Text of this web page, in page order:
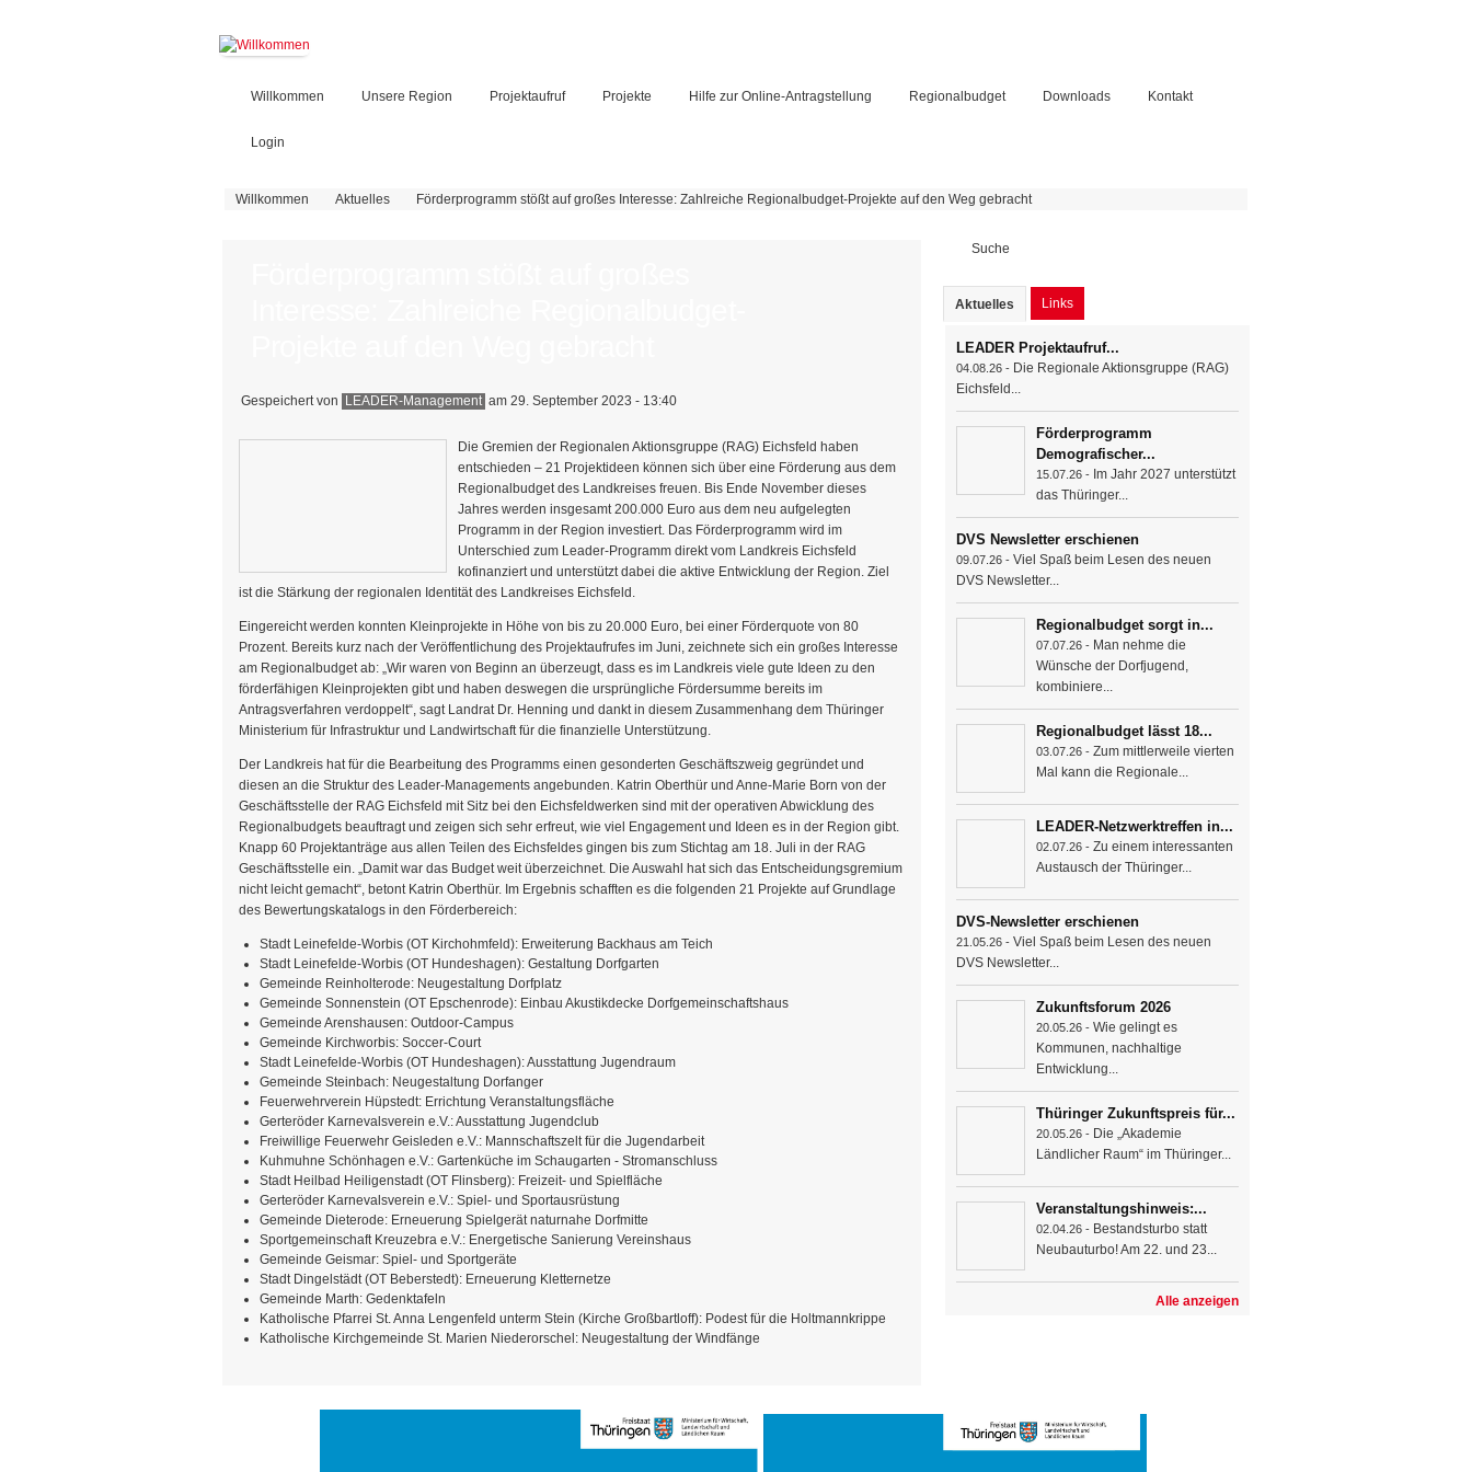
Willkommen Unsere Region Projektaufruf Projekte Hilfe zur Online-Antragstellung Regionalbudget Downloads Kontakt
Login
Sie sind hier
Willkommen Aktuelles Förderprogramm stößt auf großes Interesse: Zahlreiche Regionalbudget-Projekte auf den Weg gebracht
Suchformular
Aktuelles (aktiver Reiter)
Links
LEADER Projektaufruf...
04.08.26 - Die Regionale Aktionsgruppe (RAG)
Eichsfeld...
Förderprogramm
Demografischer...
15.07.26 - Im Jahr 2027 unterstützt
das Thüringer...
DVS Newsletter erschienen
09.07.26 - Viel Spaß beim Lesen des neuen
DVS Newsletter...
Regionalbudget sorgt in...
07.07.26 - Man nehme die
Wünsche der Dorfjugend,
kombiniere...
Regionalbudget lässt 18...
03.07.26 - Zum mittlerweile vierten
Mal kann die Regionale...
LEADER-Netzwerktreffen in...
02.07.26 - Zu einem interessanten
Austausch der Thüringer...
DVS-Newsletter erschienen
21.05.26 - Viel Spaß beim Lesen des neuen
DVS Newsletter...
Zukunftsforum 2026
20.05.26 - Wie gelingt es
Kommunen, nachhaltige
Entwicklung...
Thüringer Zukunftspreis für...
20.05.26 - Die „Akademie
Ländlicher Raum“ im Thüringer...
Veranstaltungshinweis:...
02.04.26 - Bestandsturbo statt
Neubauturbo! Am 22. und 23...
Alle anzeigen
Gespeichert von LEADER-Management am 29. September 2023 - 13:40
Die Gremien der Regionalen Aktionsgruppe (RAG) Eichsfeld haben
entschieden – 21 Projektideen können sich über eine Förderung aus dem
Regionalbudget des Landkreises freuen. Bis Ende November dieses
Jahres werden insgesamt 200.000 Euro aus dem neu aufgelegten
Programm in der Region investiert. Das Förderprogramm wird im
Unterschied zum Leader-Programm direkt vom Landkreis Eichsfeld
kofinanziert und unterstützt dabei die aktive Entwicklung der Region. Ziel
ist die Stärkung der regionalen Identität des Landkreises Eichsfeld.
Eingereicht werden konnten Kleinprojekte in Höhe von bis zu 20.000 Euro, bei einer Förderquote von 80
Prozent. Bereits kurz nach der Veröffentlichung des Projektaufrufes im Juni, zeichnete sich ein großes Interesse
am Regionalbudget ab: „Wir waren von Beginn an überzeugt, dass es im Landkreis viele gute Ideen zu den
förderfähigen Kleinprojekten gibt und haben deswegen die ursprüngliche Fördersumme bereits im
Antragsverfahren verdoppelt“, sagt Landrat Dr. Henning und dankt in diesem Zusammenhang dem Thüringer
Ministerium für Infrastruktur und Landwirtschaft für die finanzielle Unterstützung.
Der Landkreis hat für die Bearbeitung des Programms einen gesonderten Geschäftszweig gegründet und
diesen an die Struktur des Leader-Managements angebunden. Katrin Oberthür und Anne-Marie Born von der
Geschäftsstelle der RAG Eichsfeld mit Sitz bei den Eichsfeldwerken sind mit der operativen Abwicklung des
Regionalbudgets beauftragt und zeigen sich sehr erfreut, wie viel Engagement und Ideen es in der Region gibt.
Knapp 60 Projektanträge aus allen Teilen des Eichsfeldes gingen bis zum Stichtag am 18. Juli in der RAG
Geschäftsstelle ein. „Damit war das Budget weit überzeichnet. Die Auswahl hat sich das Entscheidungsgremium
nicht leicht gemacht“, betont Katrin Oberthür. Im Ergebnis schafften es die folgenden 21 Projekte auf Grundlage
des Bewertungskatalogs in den Förderbereich:
Stadt Leinefelde-Worbis (OT Kirchohmfeld): Erweiterung Backhaus am Teich
Stadt Leinefelde-Worbis (OT Hundeshagen): Gestaltung Dorfgarten
Gemeinde Reinholterode: Neugestaltung Dorfplatz
Gemeinde Sonnenstein (OT Epschenrode): Einbau Akustikdecke Dorfgemeinschaftshaus
Gemeinde Arenshausen: Outdoor-Campus
Gemeinde Kirchworbis: Soccer-Court
Stadt Leinefelde-Worbis (OT Hundeshagen): Ausstattung Jugendraum
Gemeinde Steinbach: Neugestaltung Dorfanger
Feuerwehrverein Hüpstedt: Errichtung Veranstaltungsfläche
Gerteröder Karnevalsverein e.V.: Ausstattung Jugendclub
Freiwillige Feuerwehr Geisleden e.V.: Mannschaftszelt für die Jugendarbeit
Kuhmuhne Schönhagen e.V.: Gartenküche im Schaugarten - Stromanschluss
Stadt Heilbad Heiligenstadt (OT Flinsberg): Freizeit- und Spielfläche
Gerteröder Karnevalsverein e.V.: Spiel- und Sportausrüstung
Gemeinde Dieterode: Erneuerung Spielgerät naturnahe Dorfmitte
Sportgemeinschaft Kreuzebra e.V.: Energetische Sanierung Vereinshaus
Gemeinde Geismar: Spiel- und Sportgeräte
Stadt Dingelstädt (OT Beberstedt): Erneuerung Kletternetze
Gemeinde Marth: Gedenktafeln
Katholische Pfarrei St. Anna Lengenfeld unterm Stein (Kirche Großbartloff): Podest für die Holtmannkrippe
Katholische Kirchgemeinde St. Marien Niederorschel: Neugestaltung der Windfänge